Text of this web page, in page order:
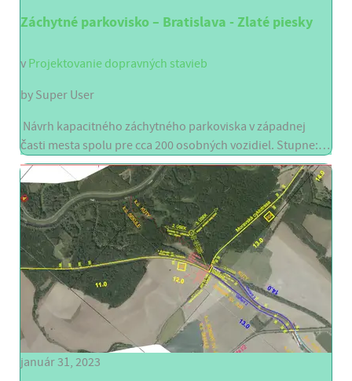
Záchytné parkovisko – Bratislava - Zlaté piesky
v Projektovanie dopravných stavieb
by Super User
Návrh kapacitného záchytného parkoviska v západnej
časti mesta spolu pre cca 200 osobných vozidiel. Stupne:…
január 31, 2023